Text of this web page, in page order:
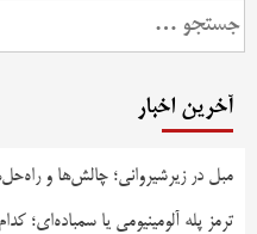
آخرین اخبار
مبل در زیرشیروانی؛ چالش‌ها و
ترمز پله آلومینیومی یا سمباده‌ای؛